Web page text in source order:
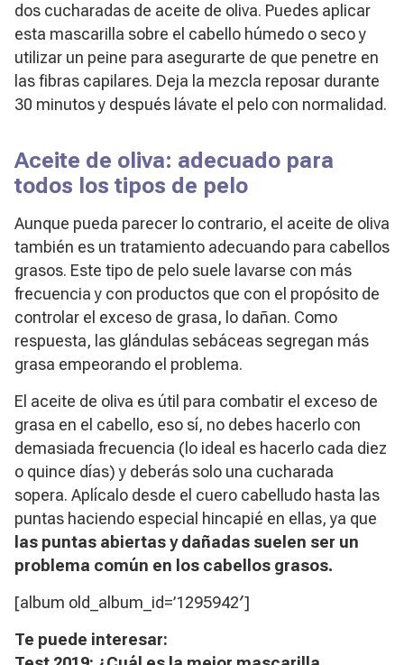
dos cucharadas de aceite de oliva. Puedes aplicar
esta mascarilla sobre el cabello húmedo o seco y
utilizar un peine para asegurarte de que penetre en
las fibras capilares. Deja la mezcla reposar durante
30 minutos y después lávate el pelo con normalidad.
Aceite de oliva: adecuado para
todos los tipos de pelo
Aunque pueda parecer lo contrario, el aceite de oliva
también es un tratamiento adecuando para cabellos
grasos. Este tipo de pelo suele lavarse con más
frecuencia y con productos que con el propósito de
controlar el exceso de grasa, lo dañan. Como
respuesta, las glándulas sebáceas segregan más
grasa empeorando el problema.
El aceite de oliva es útil para combatir el exceso de
grasa en el cabello, eso sí, no debes hacerlo con
demasiada frecuencia (lo ideal es hacerlo cada diez
o quince días) y deberás solo una cucharada
sopera. Aplícalo desde el cuero cabelludo hasta las
puntas haciendo especial hincapié en ellas, ya que
las puntas abiertas y dañadas suelen ser un
problema común en los cabellos grasos.
[album old_album_id=’1295942′]
Te puede interesar: